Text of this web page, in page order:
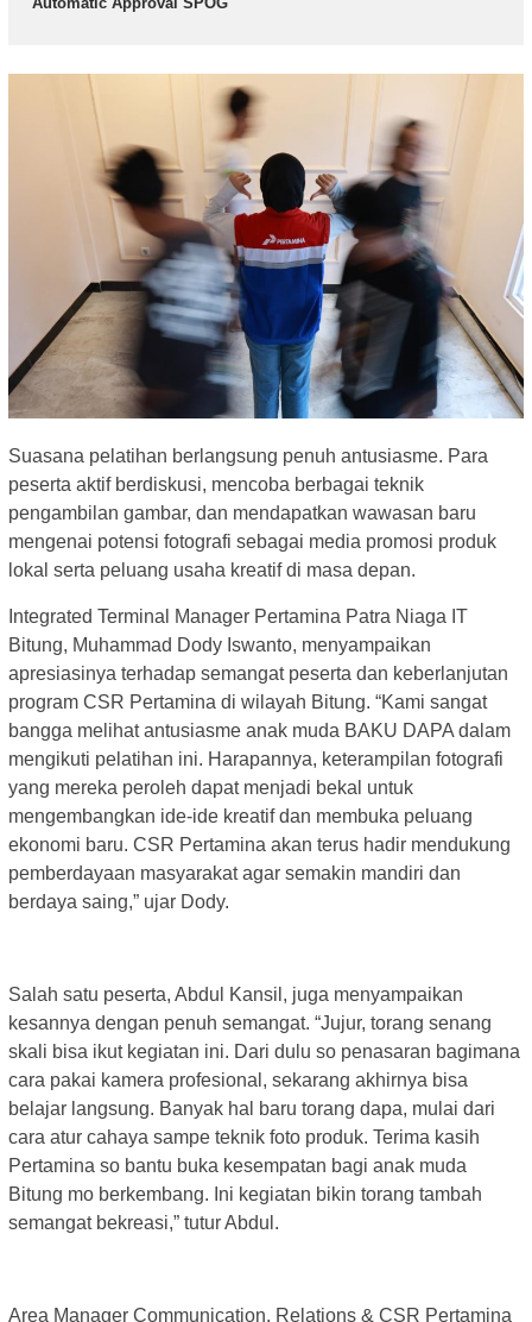
Suasana pelatihan berlangsung penuh antusiasme. Para
peserta aktif berdiskusi, mencoba berbagai teknik
pengambilan gambar, dan mendapatkan wawasan baru
mengenai potensi fotografi sebagai media promosi produk
lokal serta peluang usaha kreatif di masa depan.
Integrated Terminal Manager Pertamina Patra Niaga IT
Bitung, Muhammad Dody Iswanto, menyampaikan
apresiasinya terhadap semangat peserta dan keberlanjutan
program CSR Pertamina di wilayah Bitung. “Kami sangat
bangga melihat antusiasme anak muda BAKU DAPA dalam
mengikuti pelatihan ini. Harapannya, keterampilan fotografi
yang mereka peroleh dapat menjadi bekal untuk
mengembangkan ide-ide kreatif dan membuka peluang
ekonomi baru. CSR Pertamina akan terus hadir mendukung
pemberdayaan masyarakat agar semakin mandiri dan
berdaya saing,” ujar Dody.
Salah satu peserta, Abdul Kansil, juga menyampaikan
kesannya dengan penuh semangat. “Jujur, torang senang
skali bisa ikut kegiatan ini. Dari dulu so penasaran bagimana
cara pakai kamera profesional, sekarang akhirnya bisa
belajar langsung. Banyak hal baru torang dapa, mulai dari
cara atur cahaya sampe teknik foto produk. Terima kasih
Pertamina so bantu buka kesempatan bagi anak muda
Bitung mo berkembang. Ini kegiatan bikin torang tambah
semangat bekreasi,” tutur Abdul.
Area Manager Communication, Relations & CSR Pertamina